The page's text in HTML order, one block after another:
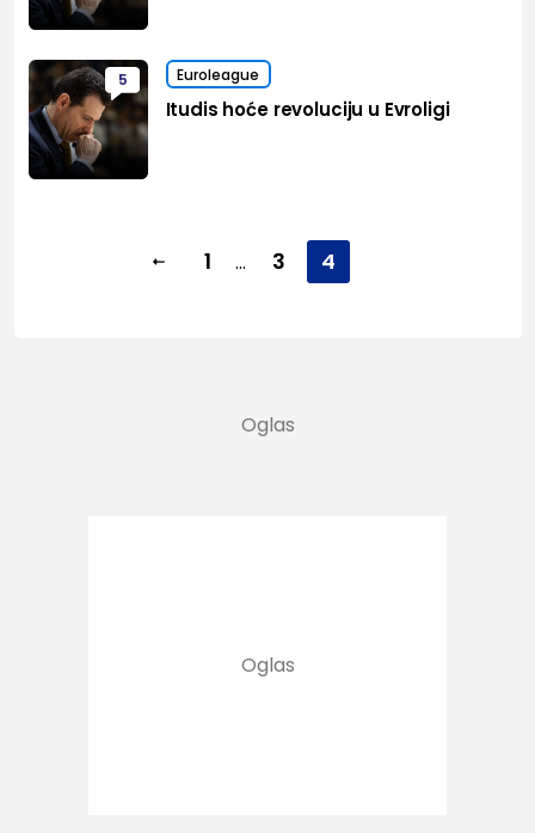
5 Euroleague
Itudis hoće revoluciju u Evroligi
1 ... 3 4